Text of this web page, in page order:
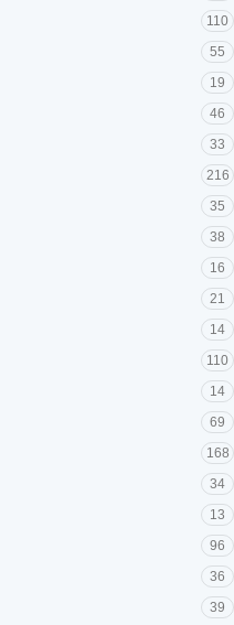
110
55
19
46
33
216
35
38
16
21
14
110
14
69
168
34
13
96
36
39